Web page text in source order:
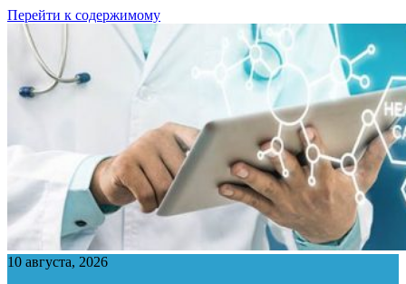
Перейти к содержимому
10 августа, 2026